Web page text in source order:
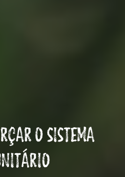
O SISTEMA